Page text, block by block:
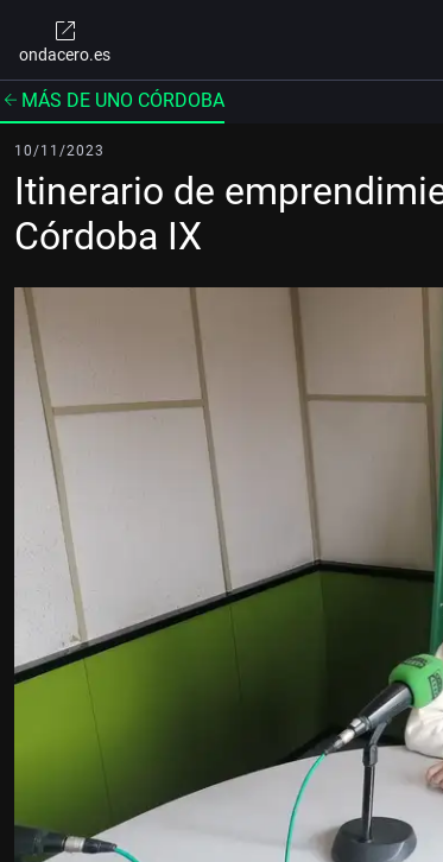
ondacero.es
MÁS DE UNO CÓRDOBA
10/11/2023
Itinerario de
Córdoba IX